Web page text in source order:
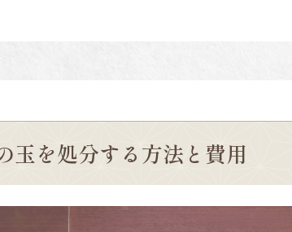
玉を処分する方法と費用